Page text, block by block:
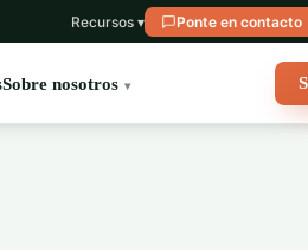
Recursos ▾ Ponte en contacto
Sobre nosotros